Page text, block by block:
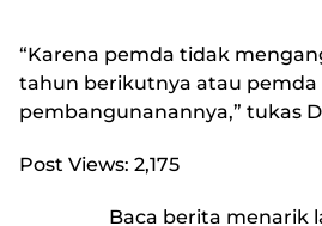
“Karena pemda tidak
tahun berikutnya atau
pembangunanannya,” tukas
Post Views: 2,175
Baca berita menarik